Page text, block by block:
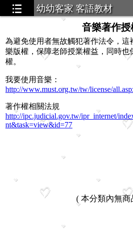
幼幼客家 客語教材
音樂著作授
為避免使用者無故觸犯著作法令，這
樂版權，保障老師授業權益，同時也
權。
我要使用音樂：
http://www.must.org.tw/tw/license/
著作權相關法規
http://ipc.judicial.gov.tw/ipr_internet/
nt&task=view&id=77
( 本分類內無商